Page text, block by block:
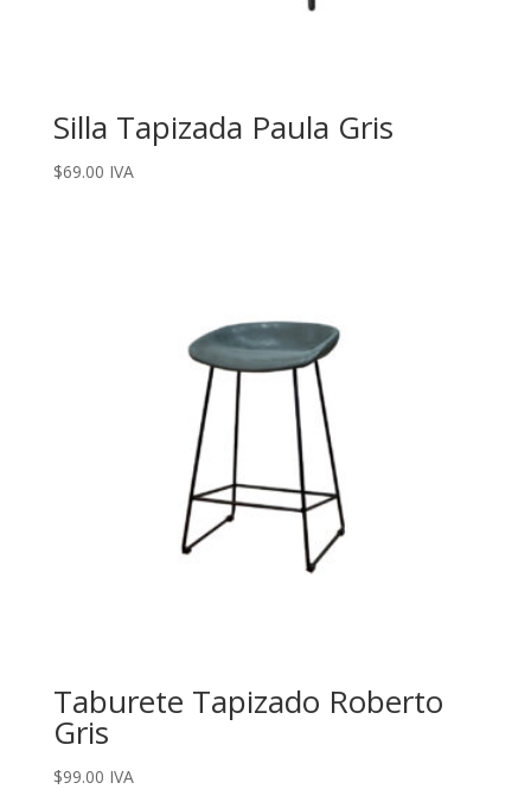
Silla Tapizada Paula Gris
$69.00 IVA
Taburete Tapizado Roberto
Gris
$99.00 IVA